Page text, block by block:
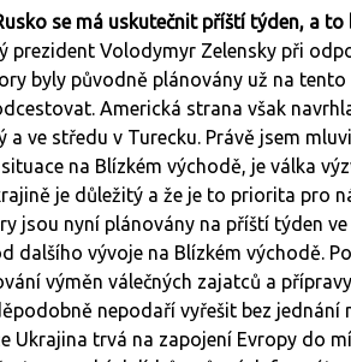
se má uskutečnit příští týden, a to
prezident Volodymyr Zelensky při
byly původně plánovány už na tento
Americká strana však
ve středu v Turecku. Právě jsem
na Blízkém východě, je válka
je důležitý a že je to priorita pro
jsou nyní plánovány na příští týden ve
dalšího vývoje na Blízkém východě.
výměn válečných zajatců a
nepodaří vyřešit bez jednání
Ukrajina trvá na zapojení Evropy do